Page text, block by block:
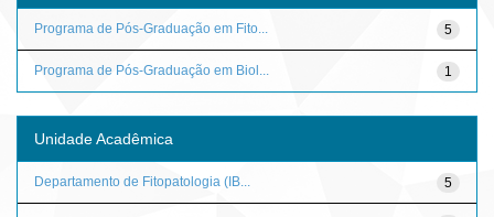
5
Programa de Pós-Graduação em Fito...
1
Programa de Pós-Graduação em Biol...
Unidade Acadêmica
5
Departamento de Fitopatologia (IB...